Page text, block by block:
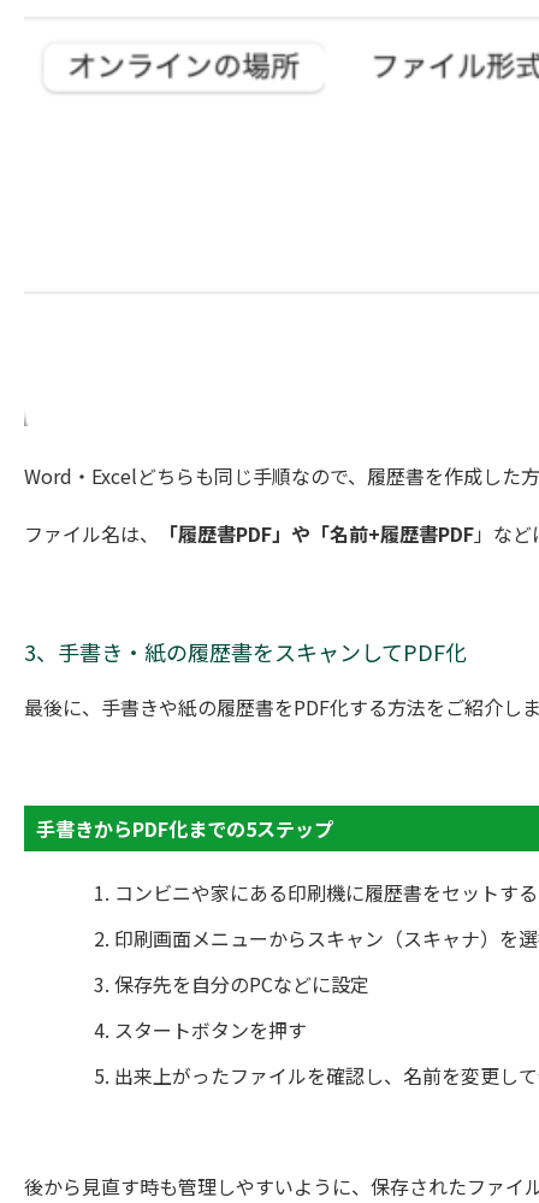
Word・Excelどちらも同じ手順なので、履歴書を作成した
ファイル名は、
「履歴書PDF」や「名前+履歴書PDF」な
3、手書き・紙の履歴書をスキャンしてPDF化
最後に、手書きや紙の履歴書をPDF化する方法をご紹介し
手書きからPDF化までの5ステップ
コンビニや家にある印刷機に履歴書をセットする
印刷画面メニューからスキャン（スキャナ）を
保存先を自分のPCなどに設定
スタートボタンを押す
出来上がったファイルを確認し、名前を変更し
後から見直す時も管理しやすいように、保存されたファイ